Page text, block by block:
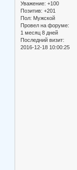
Уважение: +100
Позитив: +201
Пол: Мужской
Провел на форуме:
1 месяц 8 дней
Последний визит:
2016-12-18 10:00:25